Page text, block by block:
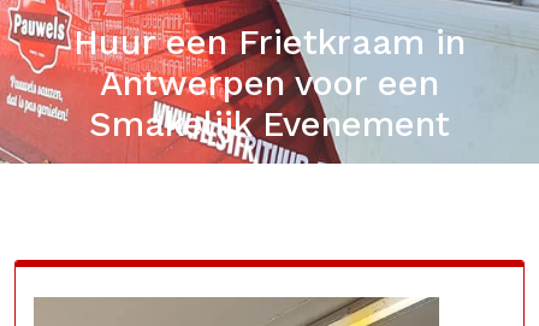
Huur een Frietkraam in
Antwerpen voor een
Smakelijk Evenement